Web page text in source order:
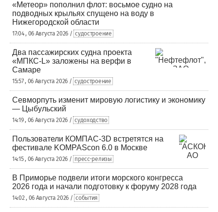
«Метеор» пополнил флот: восьмое судно на
подводных крыльях спущено на воду в
Нижегородской области
17:04 , 06 Августа 2026 / судостроение
Два пассажирских судна проекта
«МПКС-L» заложены на верфи в
Самаре
15:57 , 06 Августа 2026 / судостроение
Севморпуть изменит мировую логистику и экономику
— Цыбульский
14:19 , 06 Августа 2026 / судоходство
Пользователи КОМПАС-3D встретятся на
фестивале KOMPAScon 6.0 в Москве
14:15 , 06 Августа 2026 / пресс-релизы
В Приморье подвели итоги морского конгресса
2026 года и начали подготовку к форуму 2028 года
14:02 , 06 Августа 2026 / события